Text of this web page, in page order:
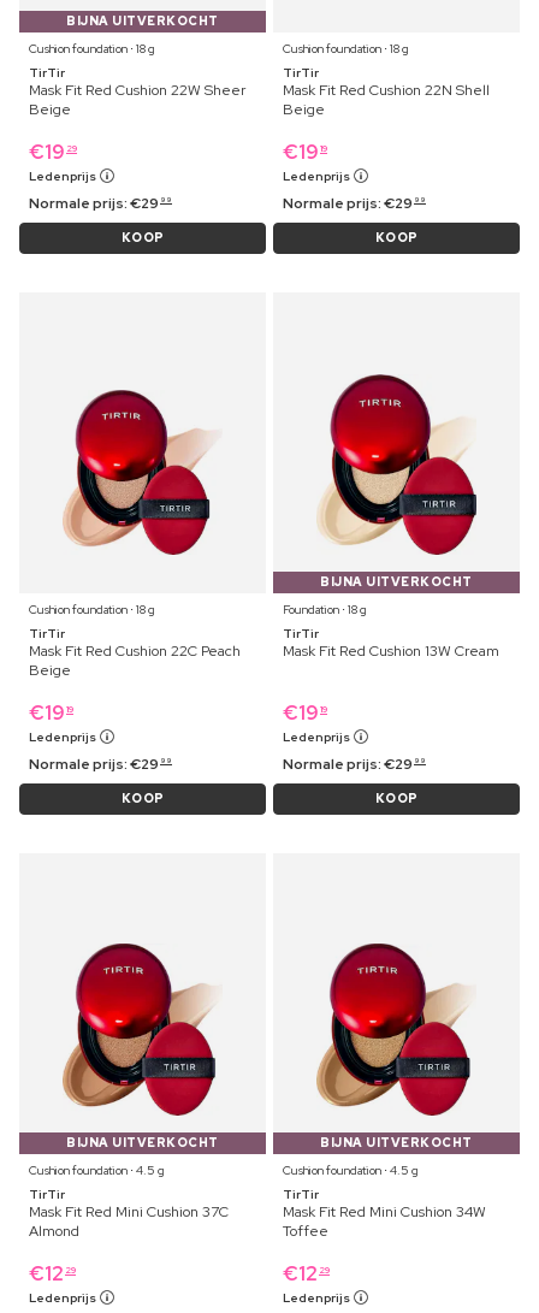
BIJNA UITVERKOCHT
Cushion foundation ⋅ 18 g
TirTir
Mask Fit Red Cushion 22W Sheer
Beige
€19 29
Ledenprijs
Normale prijs:€29 99
KOOP
Cushion foundation ⋅ 18 g
TirTir
Mask Fit Red Cushion 22N Shell
Beige
€19 19
Ledenprijs
Normale prijs:€29 99
KOOP
Cushion foundation ⋅ 18 g
TirTir
Mask Fit Red Cushion 22C Peach
Beige
€19 19
Ledenprijs
Normale prijs:€29 99
KOOP
BIJNA UITVERKOCHT
Foundation ⋅ 18 g
TirTir
Mask Fit Red Cushion 13W Cream
€19 19
Ledenprijs
Normale prijs:€29 99
KOOP
BIJNA UITVERKOCHT
Cushion foundation ⋅ 4.5 g
TirTir
Mask Fit Red Mini Cushion 37C
Almond
€12 29
Ledenprijs
BIJNA UITVERKOCHT
Cushion foundation ⋅ 4.5 g
TirTir
Mask Fit Red Mini Cushion 34W
Toffee
€12 29
Ledenprijs